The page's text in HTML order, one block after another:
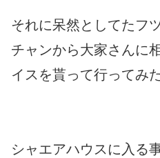
それに呆然としてたフ
チャンから大家さんに
イスを貰って行ってみ
シャエアハウスに入る事